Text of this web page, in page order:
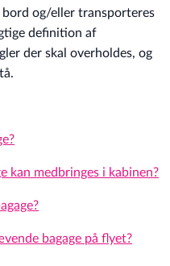
bord og/eller transporteres
definition af
der skal overholdes, og
kan medbringes i kabinen?
bagage på flyet?